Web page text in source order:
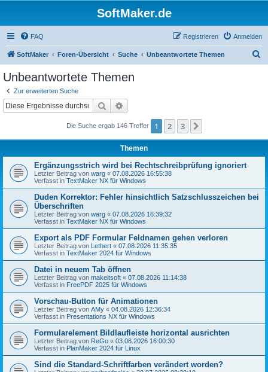
SoftMaker.de
FAQ Anmelden
Registrieren
SoftMaker Foren-Übersicht Suche Unbeantwortete Themen
Unbeantwortete Themen
Zur erweiterten Suche
Suche
Die Suche ergab 146 Treffer 1 2 3
Themen
Ergänzungsstrich wird bei Rechtschreibprüfung ignoriert
Letzter Beitrag von warg « 07.08.2026 16:55:38
Verfasst in TextMaker NX für Windows
Duden Korrektor: Fehler hinsichtlich Satzschlusszeichen bei
Überschriften
Letzter Beitrag von warg « 07.08.2026 16:39:32
Verfasst in TextMaker NX für Windows
Export als PDF Formular Feldnamen gehen verloren
Letzter Beitrag von Lethert « 07.08.2026 11:35:35
Verfasst in TextMaker 2024 für Windows
Datei in neuem Tab öffnen
Letzter Beitrag von makeitsoft « 07.08.2026 11:14:38
Verfasst in FreePDF 2025 für Windows
Vorschau-Button für Animationen
Letzter Beitrag von AMy « 04.08.2026 12:36:34
Verfasst in Presentations NX für Windows
Formularelement Bildlaufleiste horizontal ausrichten
Letzter Beitrag von ReGo « 03.08.2026 16:00:30
Verfasst in PlanMaker 2024 für Linux
Sind die Standard-Schriftfarben verändert worden?